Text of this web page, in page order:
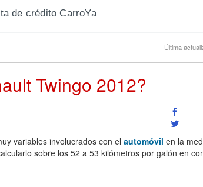
de crédito CarroYa
Última
Twingo 2012?
variables involucrados con el automóvil en la
sobre los 52 a 53 kilómetros por galón en